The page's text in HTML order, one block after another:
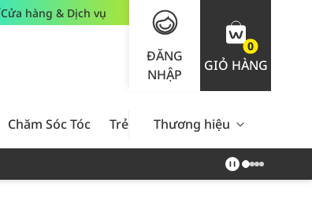
Cửa hàng & Dịch vụ
ĐĂNG
NHẬP
0
GIỎ HÀNG
Chăm Sóc Tóc Trẻ Em Nam Giới Chăm Sóc
Thương hiệu